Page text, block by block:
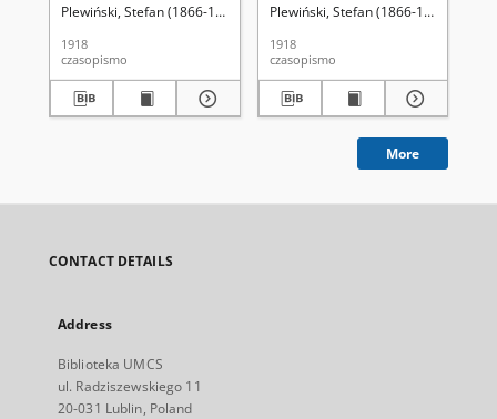
Plewiński, Stefan (1866-19..). Plewiński, Stefan (1866-19..)
1918
czasopismo
Plewiński, Stefan (1866-19..).
1918
czasopismo
More
CONTACT DETAILS
Address
Biblioteka UMCS
ul. Radziszewskiego 11
20-031 Lublin, Poland